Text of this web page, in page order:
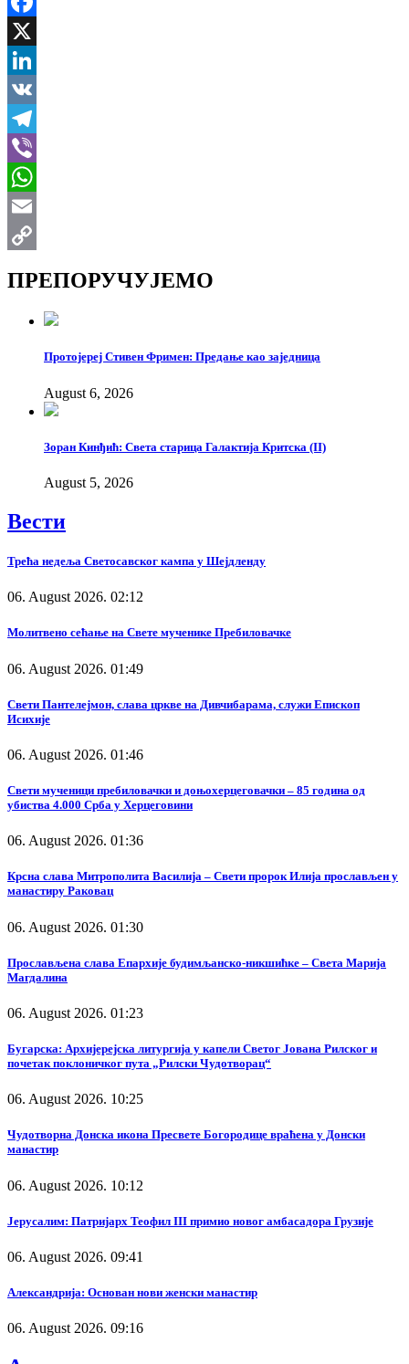
Facebook
X
LinkedIn
VK
Telegram
Viber
WhatsApp
Email
ПРЕПОРУЧУЈЕМО
Протојереј Стивен Фримен: Предање као заједница
August 6, 2026
Зоран Кинђић: Света старица Галактија Критска (II)
August 5, 2026
Вести
Трећа недеља Светосавског кампа у Шејдленду
06. August 2026. 02:12
Молитвено сећање на Свете мученике Пребиловачке
06. August 2026. 01:49
Свети Пантелејмон, слава цркве на Дивчибарама, служи Епископ
Исихије
06. August 2026. 01:46
Свети мученици пребиловачки и доњохерцеговачки – 85 година од
убиства 4.000 Срба у Херцеговини
06. August 2026. 01:36
Крсна слава Митрополита Василија – Свети пророк Илија прослављен у
манастиру Раковац
06. August 2026. 01:30
Прослављена слава Епархије будимљанско-никшићке – Света Марија
Магдалина
06. August 2026. 01:23
Бугарска: Архијерејска литургија у капели Светог Јована Рилског и
почетак поклоничког пута „Рилски Чудотворац“
06. August 2026. 10:25
Чудотворна Донска икона Пресвете Богородице враћена у Донски
манастир
06. August 2026. 10:12
Јерусалим: Патријарх Теофил III примио новог амбасадора Грузије
06. August 2026. 09:41
Александрија: Основан нови женски манастир
06. August 2026. 09:16